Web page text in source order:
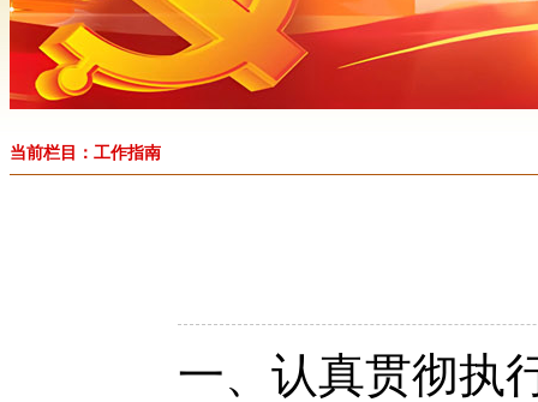
当前栏目：工作指南
一、认真贯彻执